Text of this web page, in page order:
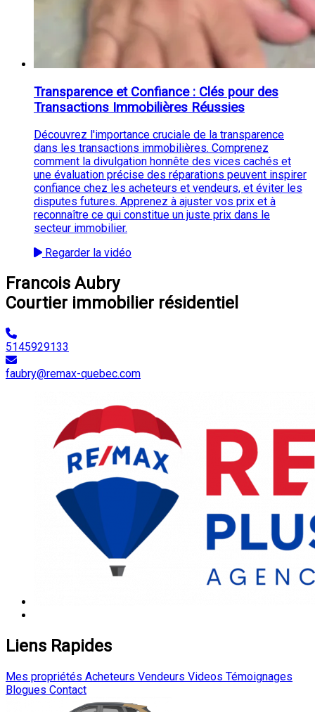
Transparence et Confiance : Clés pour des
Transactions Immobilières Réussies
Découvrez l'importance cruciale de la transparence
dans les transactions immobilières. Comprenez
comment la divulgation honnête des vices cachés et
une évaluation précise des réparations peuvent inspirer
confiance chez les acheteurs et vendeurs, et éviter les
disputes futures. Apprenez à ajuster vos prix et à
reconnaître ce qui constitue un juste prix dans le
secteur immobilier.
Regarder la vidéo
Francois Aubry
Courtier immobilier résidentiel
5145929133
faubry@remax-quebec.com
Liens Rapides
Mes propriétés Acheteurs Vendeurs Videos Témoignages
Blogues Contact